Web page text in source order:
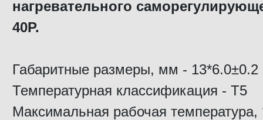
нагревательного
40P.
Габаритные размеры, мм - 13*6.0±0.2
Температурная классификация - T5
Максимальная рабочая температура,